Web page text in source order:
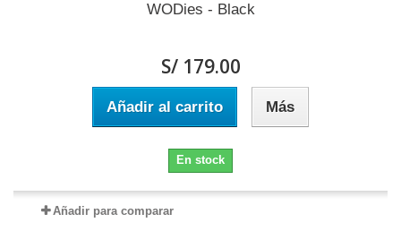
WODies - Black
S/ 179.00
Añadir al carrito Más
En stock
Añadir para comparar